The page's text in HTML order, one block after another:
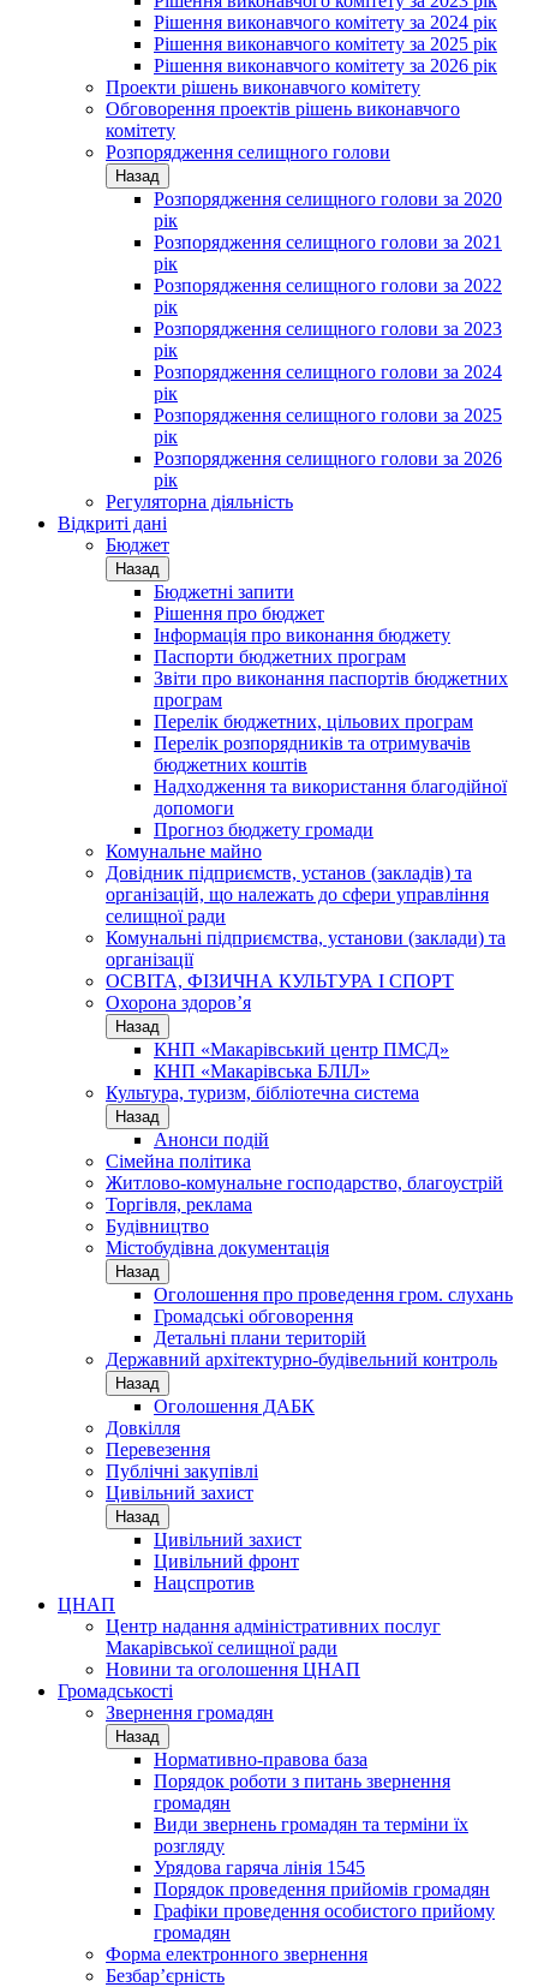
Рішення виконавчого комітету за 2024 рік
Рішення виконавчого комітету за 2025 рік
Рішення виконавчого комітету за 2026 рік
Проекти рішень виконавчого комітету
Обговорення проектів рішень виконавчого
комітету
Розпорядження селищного голови
Назад
Розпорядження селищного голови за 2020
рік
Розпорядження селищного голови за 2021
рік
Розпорядження селищного голови за 2022
рік
Розпорядження селищного голови за 2023
рік
Розпорядження селищного голови за 2024
рік
Розпорядження селищного голови за 2025
рік
Розпорядження селищного голови за 2026
рік
Регуляторна діяльність
Відкриті дані
Бюджет
Назад
Бюджетні запити
Рішення про бюджет
Інформація про виконання бюджету
Паспорти бюджетних програм
Звіти про виконання паспортів бюджетних
програм
Перелік бюджетних, цільових програм
Перелік розпорядників та отримувачів
бюджетних коштів
Надходження та використання благодійної
допомоги
Прогноз бюджету громади
Комунальне майно
Довідник підприємств, установ (закладів) та
організацій, що належать до сфери управління
селищної ради
Комунальні підприємства, установи (заклади) та
організації
ОСВІТА, ФІЗИЧНА КУЛЬТУРА І СПОРТ
Охорона здоров’я
Назад
КНП «Макарівський центр ПМСД»
КНП «Макарівська БЛІЛ»
Культура, туризм, бібліотечна система
Назад
Анонси подій
Сімейна політика
Житлово-комунальне господарство, благоустрій
Торгівля, реклама
Будівництво
Містобудівна документація
Назад
Оголошення про проведення гром. слухань
Громадські обговорення
Детальні плани територій
Державний архітектурно-будівельний контроль
Назад
Оголошення ДАБК
Довкілля
Перевезення
Публічні закупівлі
Цивільний захист
Назад
Цивільний захист
Цивільний фронт
Нацспротив
ЦНАП
Центр надання адміністративних послуг
Макарівської селищної ради
Новини та оголошення ЦНАП
Громадськості
Звернення громадян
Назад
Нормативно-правова база
Порядок роботи з питань звернення
громадян
Види звернень громадян та терміни їх
розгляду
Урядова гаряча лінія 1545
Порядок проведення прийомів громадян
Графіки проведення особистого прийому
громадян
Форма електронного звернення
Безбар’єрність